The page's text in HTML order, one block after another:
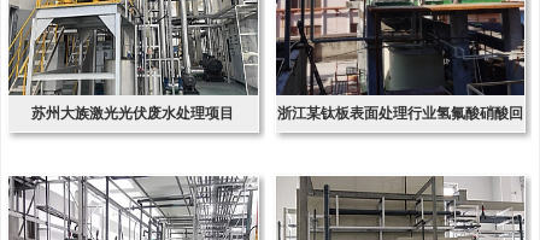
苏州大族激光光伏废水处理项目 浙江某钛板表面处理行业氢氟酸硝酸回